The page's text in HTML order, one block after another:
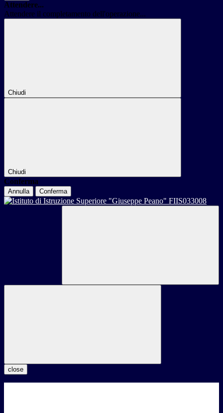
Attendere...
Attendere il completamento dell'operazione...
Chiudi
Chiudi
Conferma
Annulla Conferma
close